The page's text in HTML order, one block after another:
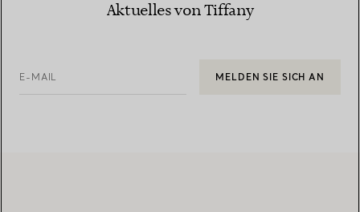
Aktuelles von Tiffany
E-MAIL MELDEN SIE SICH AN